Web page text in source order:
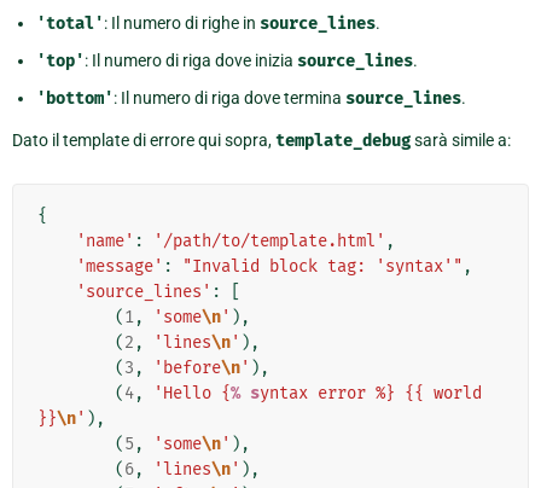
'total': Il numero di righe in source_lines.
'top': Il numero di riga dove inizia source_lines.
'bottom': Il numero di riga dove termina source_lines.
Dato il template di errore qui sopra,template_debugsarà simile a:
{
'name' : '/path/to/template.html' ,
'message' : "Invalid block tag: 'syntax'" ,
'source_lines' :
(1, 'some\n' ),
(2 , 'lines\n' ),
(3 , 'before\n' ),
(4, 'Hello {% syntax error %} {{ world
}}\n' ),
(5 , 'some\n' ),
(6, 'lines\n' ),